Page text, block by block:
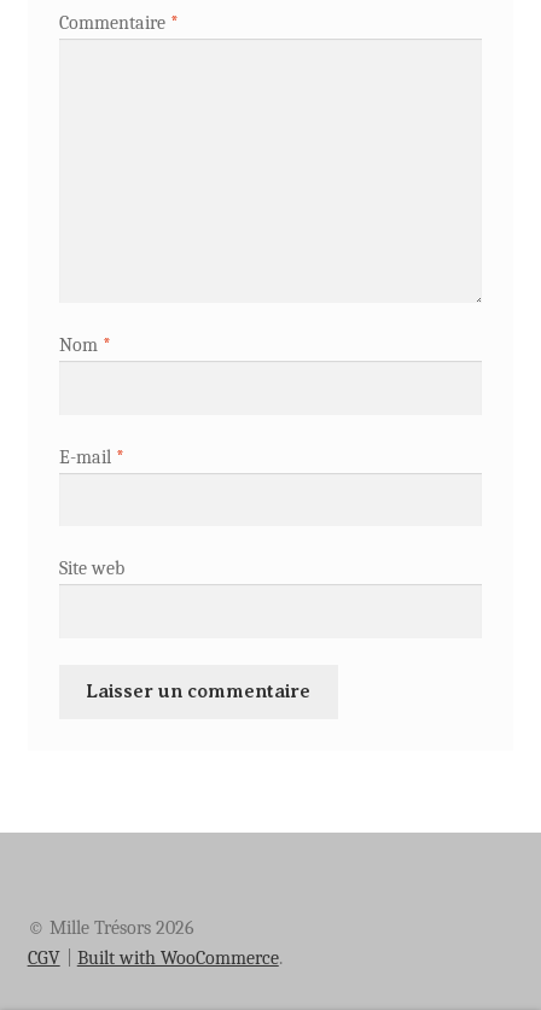
Commentaire *
Nom *
E-mail *
Site web
© Mille Trésors 2026
CGV
Built with WooCommerce.